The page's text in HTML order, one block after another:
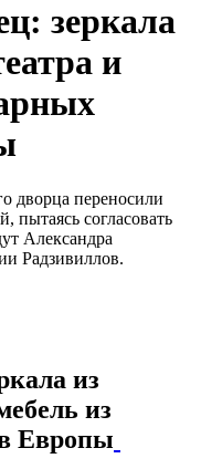
зеркала
и
дворца переносили
пытаясь согласовать
Александра
Радзивиллов.
из
из
Европы